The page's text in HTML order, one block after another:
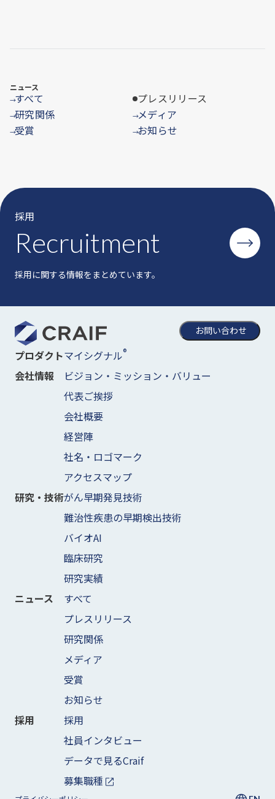
ニュース
→すべて プレスリリース
→研究関係 →メディア
→受賞 →お知らせ
採用
Recruitment
採用に関する情報をまとめています。
お問い合わせ
プロダクトマイシグナル®
会社情報
ビジョン・ミッション・バリュー
代表ご挨拶
会社概要
経営陣
社名・ロゴマーク
アクセスマップ
研究・技術がん早期発見技術
難治性疾患の早期検出技術
バイオAI
臨床研究
研究実績
ニュース
すべて
プレスリリース
研究関係
メディア
受賞
お知らせ
採用
採用
社員インタビュー
データで見るCraif
募集職種